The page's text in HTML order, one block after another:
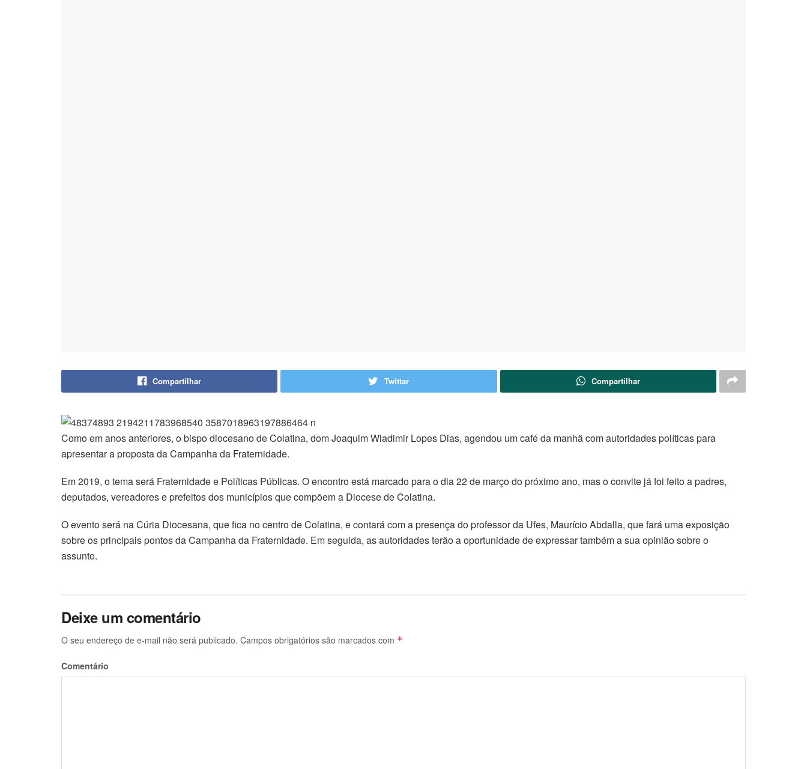
Compartilhar Twittar Compartilhar
Como em anos anteriores, o bispo diocesano de Colatina, dom Joaquim Wladimir Lopes Dias, agendou um café da manhã com autoridades políticas para
apresentar a proposta da Campanha da Fraternidade.
Em 2019, o tema será Fraternidade e Políticas Públicas. O encontro está marcado para o dia 22 de março do próximo ano, mas o convite já foi feito a padres,
deputados, vereadores e prefeitos dos municípios que compõem a Diocese de Colatina.
O evento será na Cúria Diocesana, que fica no centro de Colatina, e contará com a presença do professor da Ufes, Maurício Abdalla, que fará uma exposição
sobre os principais pontos da Campanha da Fraternidade. Em seguida, as autoridades terão a oportunidade de expressar também a sua opinião sobre o
assunto.
Deixe um comentário
O seu endereço de e-mail não será publicado. Campos obrigatórios são marcados com *
Comentário